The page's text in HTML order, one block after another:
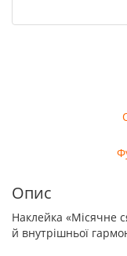
Опис
Наклейка «Місячне
й внутрішньої